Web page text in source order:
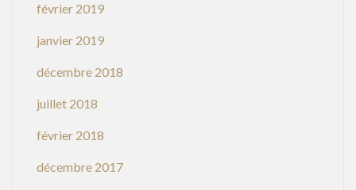
février 2019
janvier 2019
décembre 2018
juillet 2018
février 2018
décembre 2017